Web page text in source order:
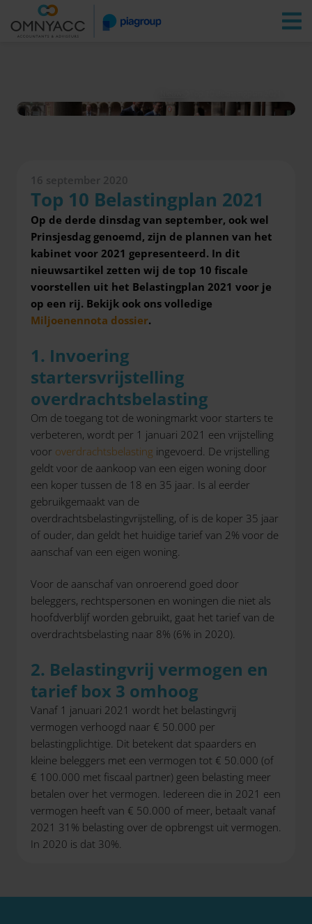
Vestigingen Zoeken
16 september 2020
Top 10 Belastingplan 2021
Op de derde dinsdag van september, ook wel
Prinsjesdag genoemd, zijn de plannen van het
kabinet voor 2021 gepresenteerd. In dit
nieuwsartikel zetten wij de top 10 fiscale
voorstellen uit het Belastingplan 2021 voor je
op een rij. Bekijk ook ons volledige
Miljoenennota dossier.
1. Invoering
startersvrijstelling
overdrachtsbelasting
Om de toegang tot de woningmarkt voor starters te
verbeteren, wordt per 1 januari 2021 een vrijstelling
voor overdrachtsbelasting ingevoerd. De vrijstelling
geldt voor de aankoop van een eigen woning door
een koper tussen de 18 en 35 jaar. Is al eerder
gebruikgemaakt van de
overdrachtsbelastingvrijstelling, of is de koper 35 jaar
of ouder, dan geldt het huidige tarief van 2% voor de
aanschaf van een eigen woning.
Voor de aanschaf van onroerend goed door
beleggers, rechtspersonen en woningen die niet als
hoofdverblijf worden gebruikt, gaat het tarief van de
overdrachtsbelasting naar 8% (6% in 2020).
2. Belastingvrij vermogen en
tarief box 3 omhoog
Vanaf 1 januari 2021 wordt het belastingvrij
vermogen verhoogd naar € 50.000 per
belastingplichtige. Dit betekent dat spaarders en
kleine beleggers met een vermogen tot € 50.000 (of
€ 100.000 met fiscaal partner) geen belasting meer
betalen over het vermogen. Iedereen die in 2021 een
vermogen heeft van € 50.000 of meer, betaalt vanaf
2021 31% belasting over de opbrengst uit vermogen.
In 2020 is dat 30%.